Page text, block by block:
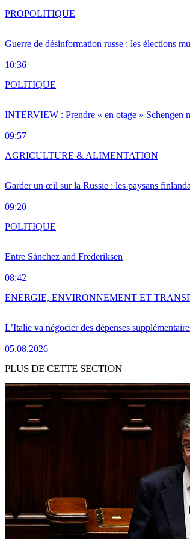
Guerre de désinformation russe : les élections
10:36
PROPOLITIQUE
INTERVIEW : Prendre « en otage » Schengen
09:57
POLITIQUE
Garder un œil sur la Russie : les paysans
09:20
AGRICULTURE & ALIMENTATION
Entre Sánchez and Frederiksen
08:42
POLITIQUE
L’Italie va négocier des dépenses
05.08.2026
ENERGIE, ENVIRONNEMENT ET
PLUS DE CETTE SECTION